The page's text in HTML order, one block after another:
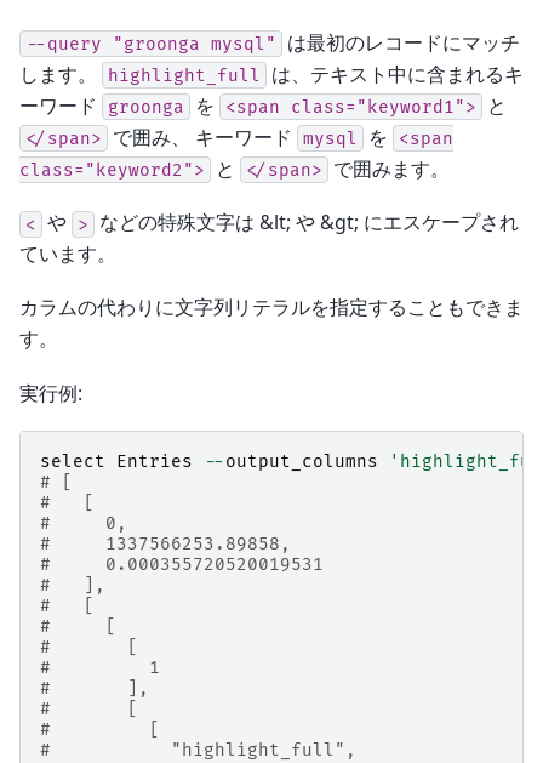
--query "groonga mysql"
は最初のレコードにマッチ
します。
highlight_full
は、テキスト中に含まれるキ
ーワード
groonga を <span class="keyword1"> と
</span> で囲み、 キーワード mysql を
<span
class="keyword2">
と </span> で囲みます。
< や >
などの特殊文字は &lt; や &gt; にエスケープされ
ています。
カラムの代わりに文字列リテラルを指定することもできま
す。
実行例:
select Entries -- output_columns
# [
#   [
#     0,
#     1337566253.89858,
#     0.000355720520019531
#   ],
#   [
#     [
#       [
#         1
#       ],
#       [
#         [
#           "highlight_full",